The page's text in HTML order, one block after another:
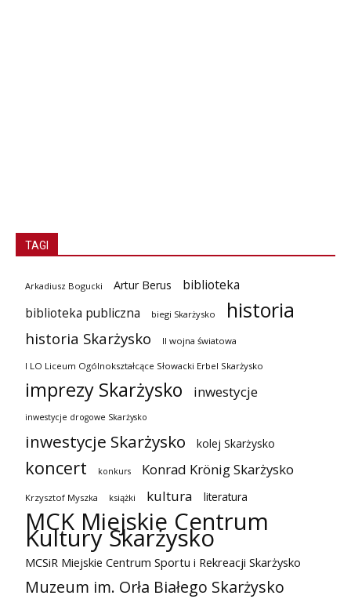
TAGI
Arkadiusz Bogucki Artur Berus
biblioteka
biblioteka publiczna
biegi Skarżysko historia
historia Skarżysko II wojna światowa
I LO Liceum Ogólnokształcące Słowacki Erbel Skarżysko
imprezy Skarżysko inwestycje
inwestycje drogowe Skarżysko
inwestycje Skarżysko kolej Skarżysko
koncert konkurs Konrad Krönig Skarżysko
Krzysztof Myszka książki kultura literatura
MCK Miejskie Centrum
Kultury Skarżysko
MCSiR Miejskie Centrum Sportu i Rekreacji Skarżysko
Muzeum im. Orła Białego Skarżysko